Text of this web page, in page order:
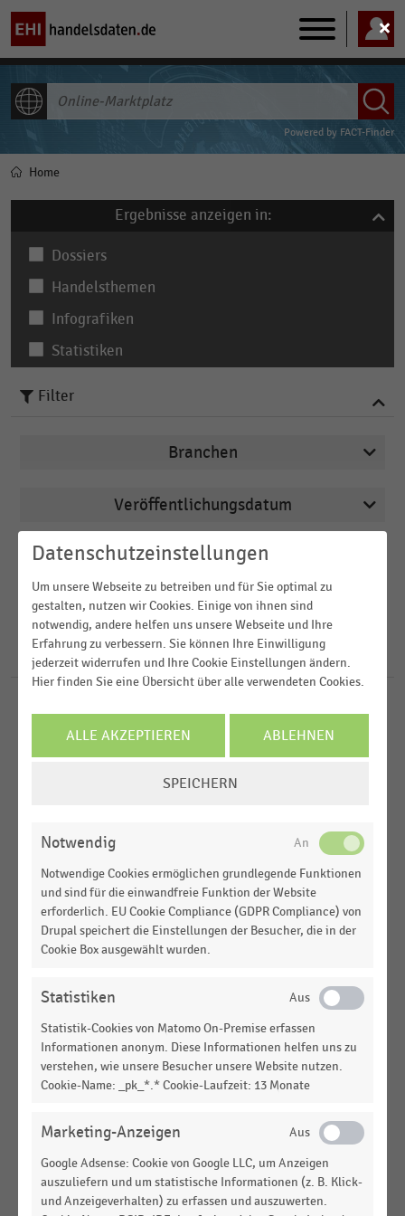
Main
navigation
Powered by FACT-Finder
Pfadnavigation
Home
Ergebnisse anzeigen in:
Dossiers
Handelsthemen
Infografiken
Statistiken
232Ergebnisse fürOnline-Marktplatz
E-COMMERCE|STATISTIK
Top 5 der Online-Marktplätze in Deutschland nach
E-COMMERCE UND VERSANDHANDEL
Quartal 2020-1. Quartal 2026)
E-COMMERCE UND VERSANDHANDEL| STATISTIK
Umsatz ausgewählter Versendergruppen im
Online-Handel mit Waren in Deutschland (1.
Quartal 2026 vs. 1. Quartal 2025)
Prozentuale Umsatzentwicklung ausgewählter
Deutschland (2. Quartal 2026)
E-COMMERCE UND VERSANDHANDEL
Umsatz ausgewählter Versendergruppen im
Quartal 2026 vs. 2. Quartal 2025)
E-COMMERCE UND VERSANDHANDEL STATISTIK
Umsatz ausgewählter Versendergruppen im
Online-Handel mit Waren in Deutschland (2.
Filter
Branchen
Deutschsprachiger Einzelhandel
Drogerien und Drogeriemärkte
E-Commerce
E-Commerce und Versandhandel
MEHR ANZEIGEN
Veröffentlichungsdatum
2024
2023
2022
MEHR ANZEIGEN
Region
Deutschland
Österreich
Schweiz
D-A-CH-Region
MEHR ANZEIGEN
FILTER ZURÜCKSETZEN
Datenschutzeinstellungen
Um unsere Webseite zu betreiben und für Sie optimal zu
gestalten, nutzen wir Cookies. Einige von ihnen sind
notwendig, andere helfen uns unsere Webseite und Ihre
Erfahrung zu verbessern. Sie können Ihre Einwilligung
jederzeit widerrufen und Ihre Cookie Einstellungen ändern.
Hier finden Sie eine Übersicht über alle verwendeten Cookies.
ALLE AKZEPTIEREN ABLEHNEN
SPEICHERN
Notwendig
Notwendige Cookies ermöglichen grundlegende Funktionen
und sind für die einwandfreie Funktion der Website
erforderlich. EU Cookie Compliance (GDPR Compliance) von
Drupal speichert die Einstellungen der Besucher, die in der
Cookie Box ausgewählt wurden.
Statistiken
Statistik-Cookies von Matomo On-Premise erfassen
Informationen anonym. Diese Informationen helfen uns zu
verstehen, wie unsere Besucher unsere Website nutzen.
Cookie-Name: _pk_*.* Cookie-Laufzeit: 13 Monate
Marketing-Anzeigen
Google Adsense: Cookie von Google LLC, um Anzeigen
auszuliefern und um statistische Informationen (z. B. Klick-
und Anzeigeverhalten) zu erfassen und auszuwerten.